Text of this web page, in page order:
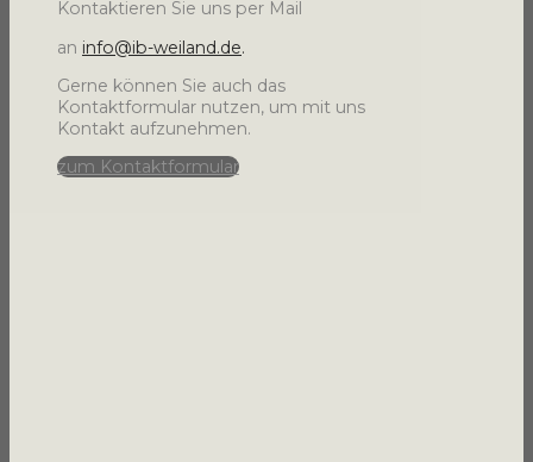
Kontaktieren Sie uns per Mail
an info@ib-weiland.de.
Gerne können Sie auch das
Kontaktformular nutzen, um mit uns
Kontakt aufzunehmen.
zum Kontaktformular